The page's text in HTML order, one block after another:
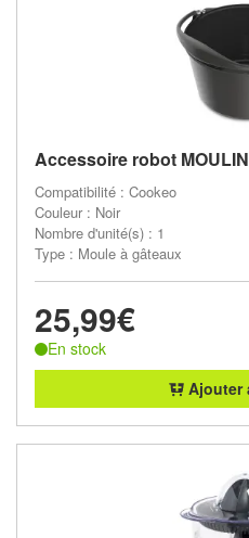
Accessoire robot
Compatibilité : Cookeo
Couleur : Noir
Nombre d'unité(s) : 1
Type : Moule à gâteaux
25,99€
En stock
Ajouter